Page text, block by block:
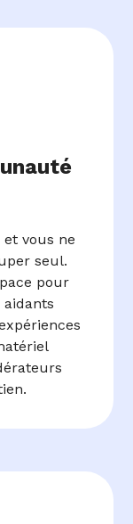
vous ne
seul.
pour